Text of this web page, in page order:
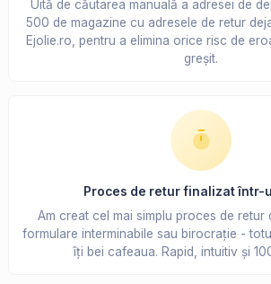
Uită de căutarea manuală a adresei de
500 de magazine cu adresele de retur
Ejolie.ro, pentru a elimina orice risc de
greșit.
Proces de retur finalizat într-
Am creat cel mai simplu proces de retur
formulare interminabile sau birocrație -
îți bei cafeaua. Rapid, intuitiv și